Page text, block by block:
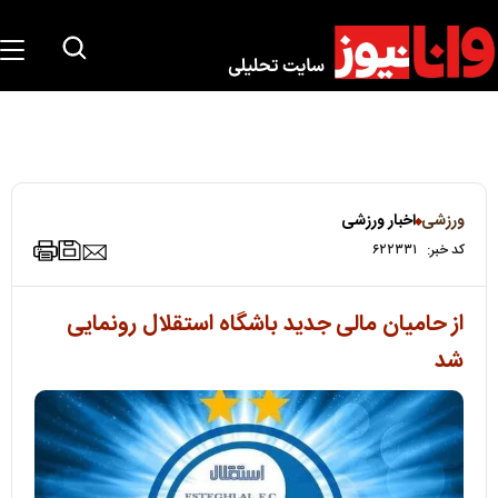
ورزشی اخبار ورزشی
کد خبر: ۶۲۲۳۳۱
از حامیان مالی جدید باشگاه استقلال رونمایی
شد